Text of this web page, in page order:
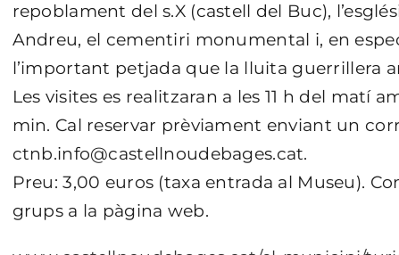
repoblament del s.X (castell del Buc),
Andreu, el cementiri monumental i, en
l’important petjada que la lluita guerrillera
Les visites es realitzaran a les 11 h del matí
min. Cal reservar prèviament enviant un
ctnb.info@castellnoudebages.cat.
Preu: 3,00 euros (taxa entrada al Museu).
grups a la pàgina web.